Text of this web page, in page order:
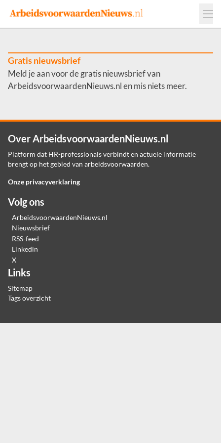
Events
Adverteren
Werkgevers
Contact
Gratis nieuwsbrief
Meld je aan voor de gratis nieuwsbrief van
ArbeidsvoorwaardenNieuws.nl en mis niets meer.
Over ArbeidsvoorwaardenNieuws.nl
Platform dat HR-professionals verbindt en actuele informatie
brengt op het gebied van arbeidsvoorwaarden.
Onze privacyverklaring
Volg ons
ArbeidsvoorwaardenNieuws.nl
Nieuwsbrief
RSS-feed
Linkedin
X
Links
Sitemap
Tags overzicht